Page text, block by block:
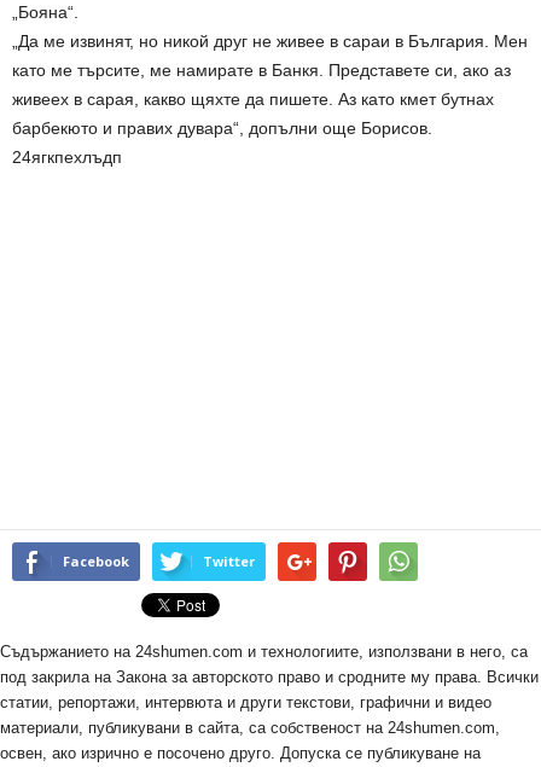
„Бояна“.
„Да ме извинят, но никой друг не живее в сараи в България. Мен
като ме търсите, ме намирате в Банкя. Представете си, ако аз
живеех в сарая, какво щяхте да пишете. Аз като кмет бутнах
барбекюто и правих дувара“, допълни още Борисов.
24ягкпехлъдп
Facebook Twitter
Съдържанието на 24shumen.com и технологиите, използвани в него, са
под закрила на Закона за авторското право и сродните му права. Всички
статии, репортажи, интервюта и други текстови, графични и видео
материали, публикувани в сайта, са собственост на 24shumen.com,
освен, ако изрично е посочено друго. Допуска се публикуване на